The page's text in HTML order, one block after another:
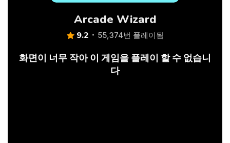
Arcade Wizard
9.2 55,374번 플레이됨
화면이 너무 작아 이 게임을 플레이 할 수 없습니
다